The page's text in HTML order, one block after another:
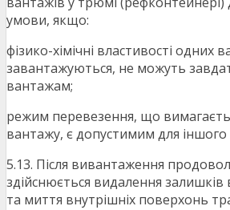
умови, якщо:
фізико-хімічні властивості одних
завантажуються, не можуть
вантажам;
режим перевезення, що
вантажу, є допустимим для
5.13. Після вивантаження
здійснюється видалення
та миття внутрішніх поверхонь